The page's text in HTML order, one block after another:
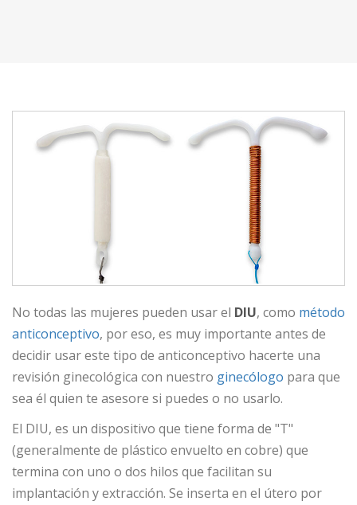
No todas las mujeres pueden usar el DIU, como método
anticonceptivo, por eso, es muy importante antes de
decidir usar este tipo de anticonceptivo hacerte una
revisión ginecológica con nuestro ginecólogo para que
sea él quien te asesore si puedes o no usarlo.
El DIU, es un dispositivo que tiene forma de "T"
(generalmente de plástico envuelto en cobre) que
termina con uno o dos hilos que facilitan su
implantación y extracción. Se inserta en el útero por